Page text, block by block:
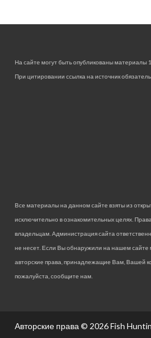
На сайте могут быть опубликованы материалы
При цитировании ссылка на источник
Все материалы на данном сайте взяты из
исключительно в ознакомительных целях.
владельцам. Администрация сайта
не несет. Если Вы обнаружили на нашем
авторские права, принадлежащие Вам, Вашей
пожалуйста, сообщите нам.
Авторские права © 2026Fish